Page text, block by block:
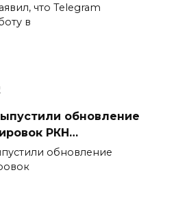
что Telegram
в
обновление
РКН…
обновление